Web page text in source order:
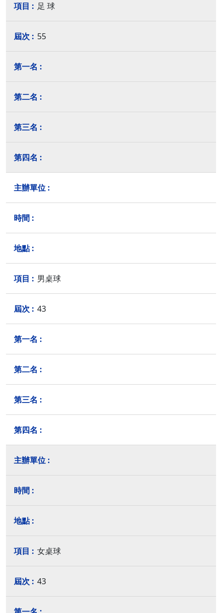
足 球
55
男桌球
43
女桌球
43